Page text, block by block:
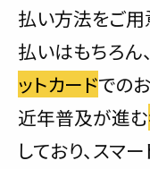
払い方法をご用
払いはもちろん、
ットカードでの
近年普及が進む
しており、スマ